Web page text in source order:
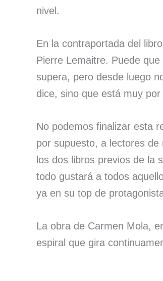
nivel.
En la contraportada del
Pierre Lemaitre. Puede
supera, pero desde luego
dice, sino que está muy
No podemos finalizar esta
por supuesto, a lectores
los dos libros previos de la
todo gustará a todos
ya en su top de
La obra de Carmen Mola,
espiral que gira